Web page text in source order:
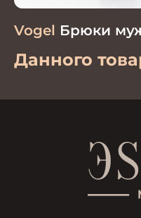
Vogel Брюки
Данного